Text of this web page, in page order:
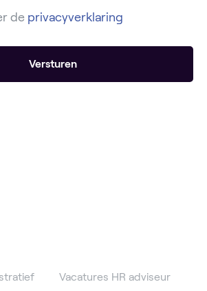
de privacyverklaring
Versturen
Vacatures HR adviseur